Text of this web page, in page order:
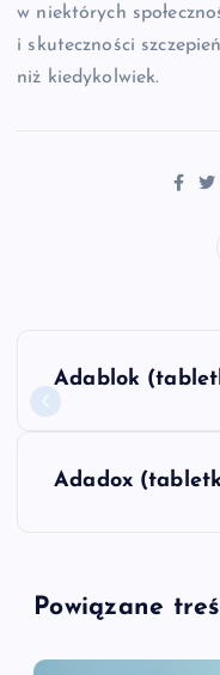
w niektórych
i skuteczności
niż kiedykolwiek.
a
g
a
Adablok
Adadox
Powiązane